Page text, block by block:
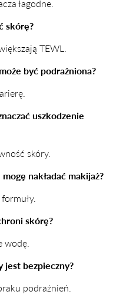
łagodne.
skórę?
TEWL.
być podrażniona?
uszkodzenie
skóry.
nakładać makijaż?
skórę?
wodę.
jest bezpieczny?
podrażnień.